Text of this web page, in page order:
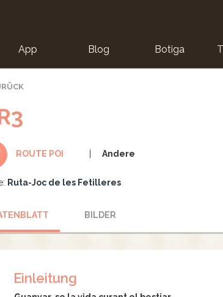
App Blog Botiga
ROUTE POI Andere
Ruta-Joc de les Fetilleres
BILDER
Einleitung